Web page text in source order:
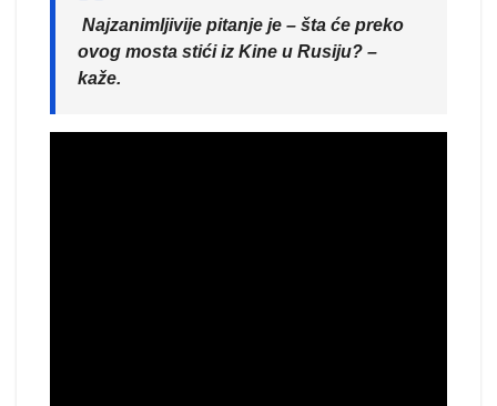
Najzanimljivije pitanje je – šta će preko
ovog mosta stići iz Kine u Rusiju? –
kaže.